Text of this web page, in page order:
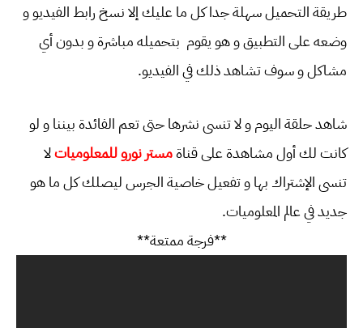
طريقة التحميل سهلة جدا كل ما عليك إلا نسخ رابط الفيديو و
وضعه على التطبيق و هو يقوم بتحميله مباشرة و بدون أي
مشاكل و سوف تشاهد ذلك في الفيديو.
شاهد حلقة اليوم و لا تنسى نشرها حتى تعم الفائدة بيننا و لو
كانت لك أول مشاهدة على قناةمستر نورو للمعلومياتلا
تنسى الإشتراك بها و تفعيل خاصية الجرس ليصلك كل ما هو
جديد في عالم المعلوميات.
**فرجة ممتعة**